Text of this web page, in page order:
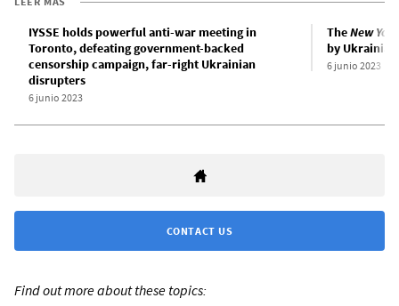
IYSSE holds powerful anti-war meeting in
Toronto, defeating government-backed
censorship campaign, far-right Ukrainian
disrupters
6 junio 2023
TheNew
by
6 junio 2023
CONTACT US
Find out more about these topics: